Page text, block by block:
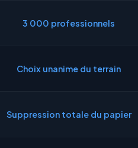
3 000 professionnels
Choix unanime du terrain
Suppression totale du papier